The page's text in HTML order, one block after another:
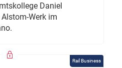
Daniel
Werk im
Rail Business